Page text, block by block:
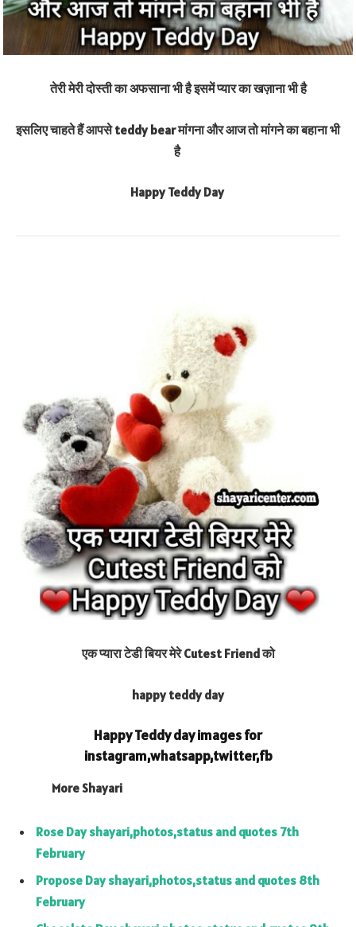
तेरी मेरी दोस्ती का अफसाना भी है इसमें प्यार का खज़ाना भी है
इसलिए चाहते हैं आपसे teddy bear मांगना और आज तो मांगने का बहाना भी
है
Happy Teddy Day
एक प्यारा टेडी बियर मेरे Cutest Friend को
happy teddy day
Happy Teddy day images for
instagram,whatsapp,twitter,fb
More Shayari
Rose Day shayari,photos,status and quotes 7th
February
Propose Day shayari,photos,status and quotes 8th
February